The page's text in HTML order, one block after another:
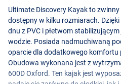
Ultimate Discovery Kayak to
dostępny w kilku rozmiarach.
dnu z PVC i płetwom
wodzie. Posiada nadmuchiwaną
oparcie dla dodatkowego komfortu
Obudowa wykonana jest z
600D Oxford. Ten kajak jest